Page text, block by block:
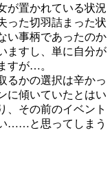
が置かれている状況
った切羽詰まった状
い事柄であったのか
ますし、単に自分が
すが…。
るかの選択は辛かっ
に傾いていたとはい
、その前のイベント
……と思ってしまう